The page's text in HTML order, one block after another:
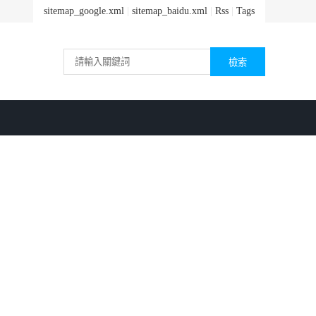
sitemap_google.xml sitemap_baidu.xml Rss Tags